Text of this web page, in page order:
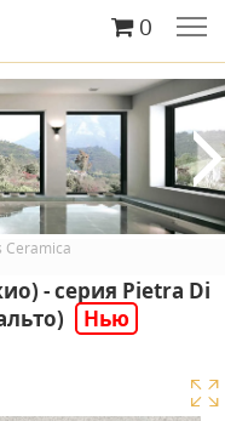
0
Ceramica
- серия Pietra Di
Нью